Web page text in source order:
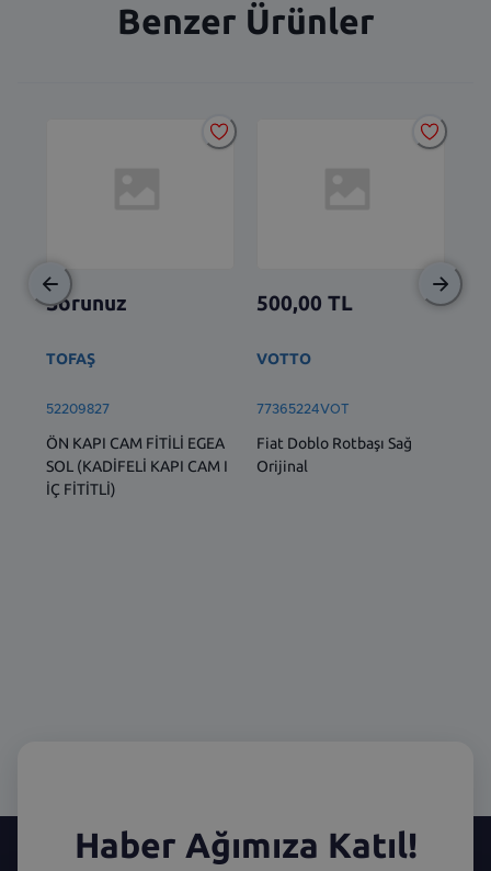
Benzer Ürünler
Sorunuz
TOFAŞ
52209827
ÖN KAPI CAM FİTİLİ EGEA
SOL (KADİFELİ KAPI CAM I
İÇ FİTİTLİ)
500,00 TL
VOTTO
77365224VOT
Fiat Doblo Rotbaşı Sağ
Orijinal
Haber Ağımıza Katıl!